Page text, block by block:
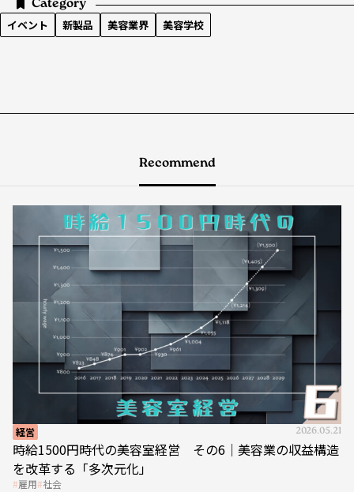
Category
イベント 新製品 美容業界 美容学校
Recommend
経営 2026.05.21
時給1500円時代の美容室経営 その6｜美容業の収益構造
を改革する「多次元化」
雇用 社会